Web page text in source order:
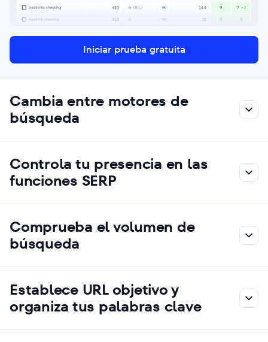
Iniciar prueba gratuita
Cambia entre motores de
búsqueda
Controla tu presencia en las
funciones SERP
Comprueba el volumen de
búsqueda
Establece URL objetivo y
organiza tus palabras clave